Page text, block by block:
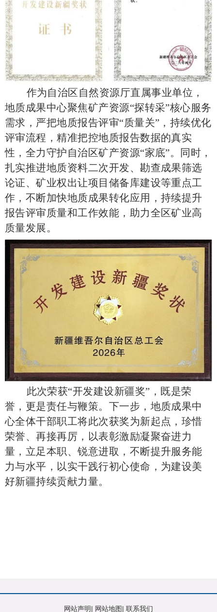
作为自治区自然资源厅直属事业单位，
地质成果中心聚焦矿产资源“探转采”核心服务
需求，严把地质报告评审“质量关”，持续优化
评审流程，精准把控地质报告数据的真实
性，全力守护自治区矿产资源“家底”。同时，
扎实推进地质资料二次开发、勘查成果筛选
论证、矿业权出让项目储备库建设等重点工
作，不断加快地质成果转化应用，持续提升
报告评审质量和工作效能，助力全区矿业高
质量发展。
此次荣获“开发建设新疆奖”，既是荣
誉，更是责任与鞭策。下一步，地质成果中
心全体干部职工将此次获奖为新起点，珍惜
荣誉、再接再厉，以表彰激励凝聚奋进力
量，立足本职、锐意进取，不断提升服务能
力与水平，以实干践行初心使命，为建设美
好新疆持续贡献力量。
网站声明| 网站地图| 联系我们